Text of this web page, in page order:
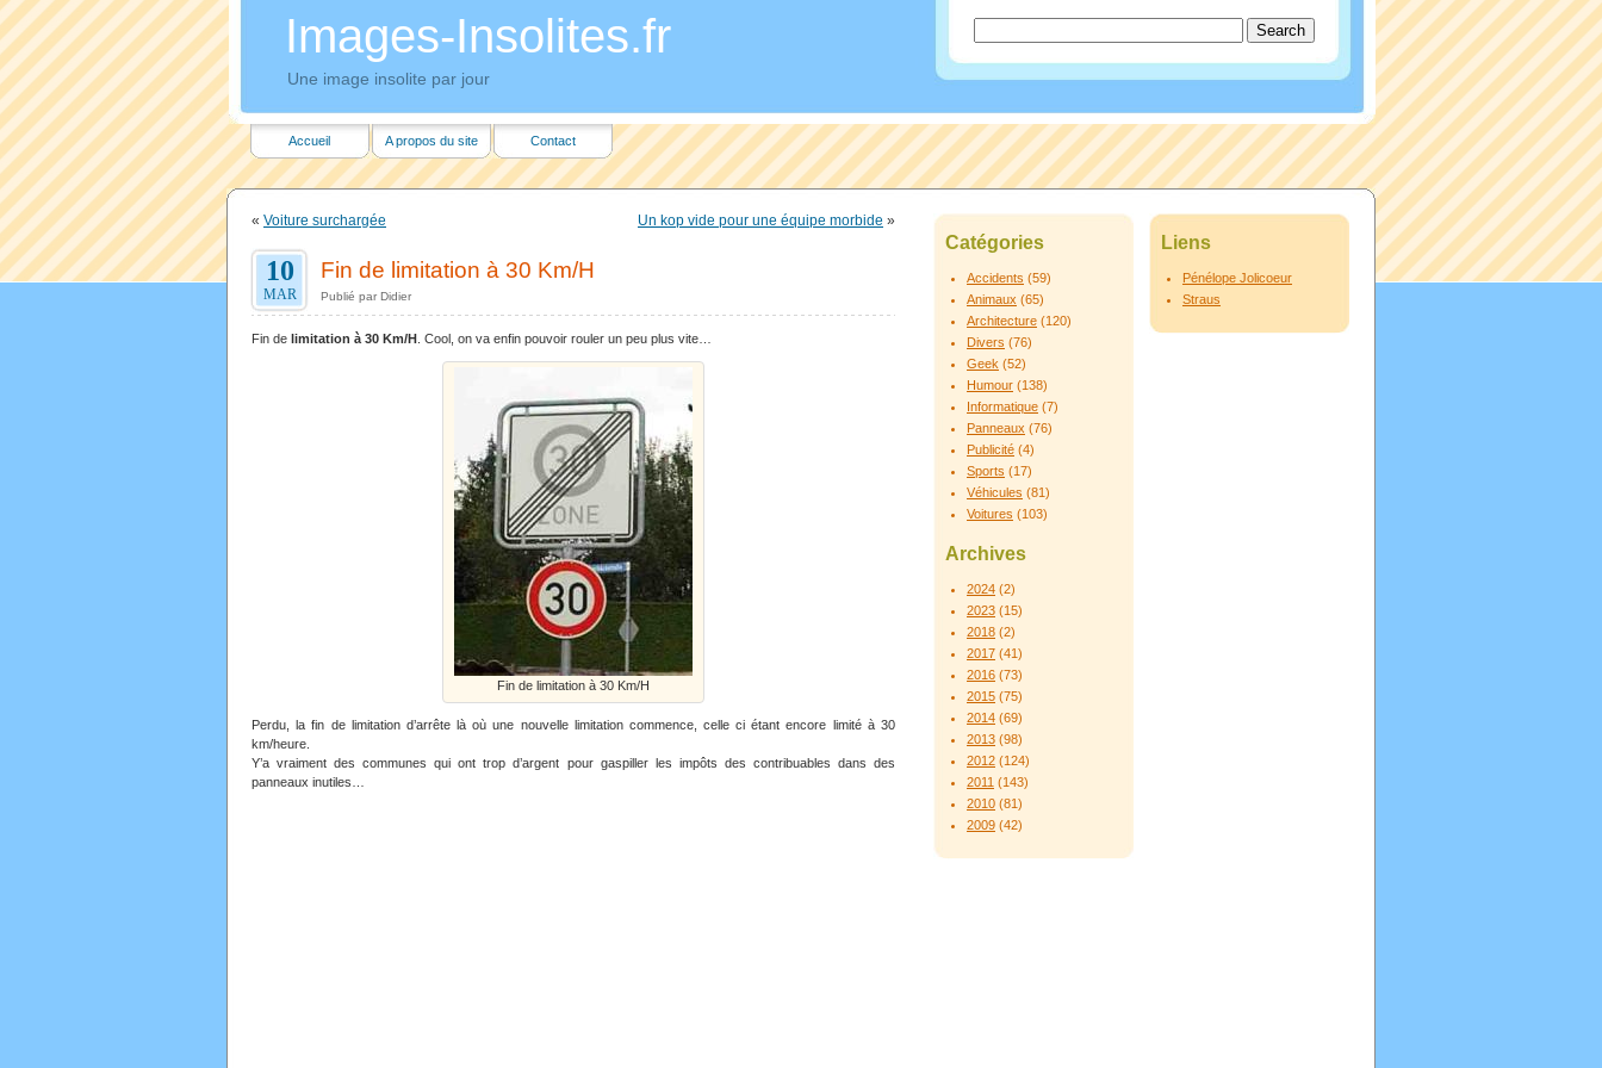
Images-Insolites.fr
Une image insolite par jour
Accueil A propos du site Contact
« Voiture surchargée Un kop vide pour une équipe morbide »
10
MAR
Fin de limitation à 30 Km/H
Publié par Didier
Fin de limitation à 30 Km/H . Cool, on va enfin pouvoir rouler un peu plus vite…
Fin de limitation à 30 Km/H
Perdu, la fin de limitation d’arrête là où une nouvelle limitation commence, celle ci étant encore limité à 30
km/heure.
Y’a vraiment des communes qui ont trop d’argent pour gaspiller les impôts des contribuables dans des
panneaux inutiles…
Catégories
Accidents (59)
Animaux (65)
Architecture (120)
Divers (76)
Geek (52)
Humour (138)
Informatique (7)
Panneaux (76)
Publicité (4)
Sports (17)
Véhicules (81)
Voitures (103)
Archives
2024 (2)
2023 (15)
2018 (2)
2017 (41)
2016 (73)
2015 (75)
2014 (69)
2013 (98)
2012 (124)
2011 (143)
2010 (81)
2009 (42)
Liens
Pénélope Jolicoeur
Straus